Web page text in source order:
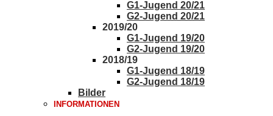
G1-Jugend 20/21
G2-Jugend 20/21
2019/20
G1-Jugend 19/20
G2-Jugend 19/20
2018/19
G1-Jugend 18/19
G2-Jugend 18/19
Bilder
INFORMATIONEN